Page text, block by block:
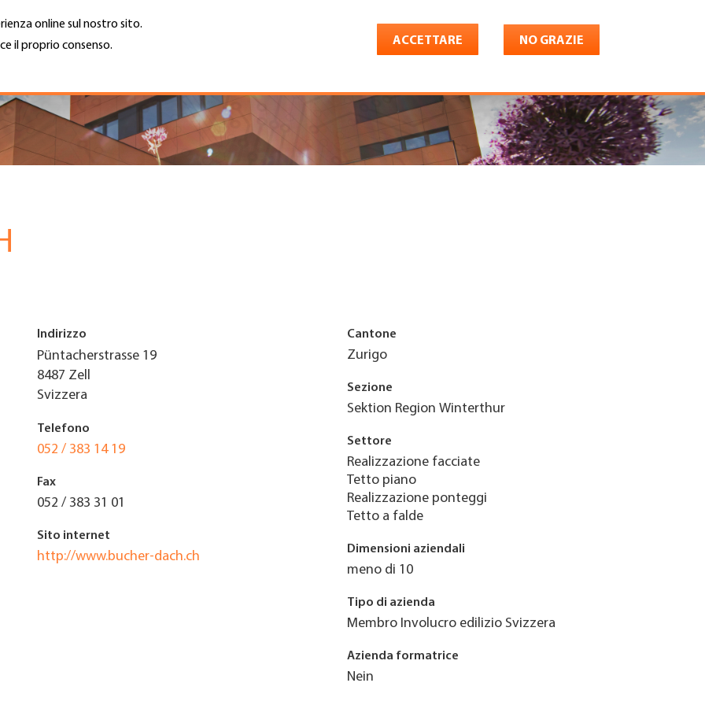
online sul nostro sito.
il proprio consenso.
ACCETTARE NO GRAZIE
Cerca
Top
Menu
Indirizzo
Püntacherstrasse 19
8487 Zell
Svizzera
Telefono
052 / 383 14 19
Fax
052 / 383 31 01
Sito internet
http://www.bucher-dach.ch
Cantone
Zurigo
Sezione
Sektion Region Winterthur
Settore
Realizzazione facciate
Tetto piano
Realizzazione ponteggi
Tetto a falde
Dimensioni aziendali
meno di 10
Tipo di azienda
Membro Involucro edilizio Svizzera
Azienda formatrice
Nein